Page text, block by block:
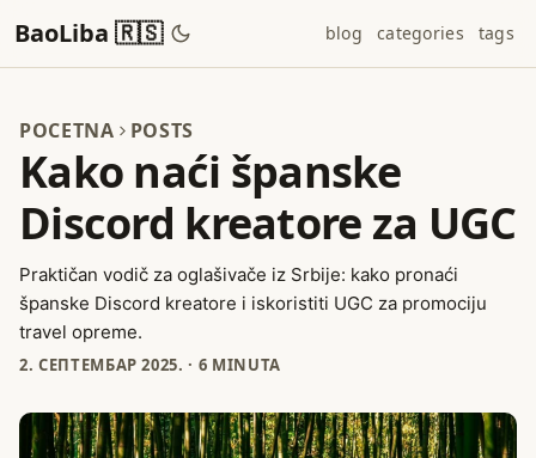
BaoLiba 🇷🇸 blog categories tags
POCETNA POSTS
Kako naći španske
Discord kreatore za UGC
Praktičan vodič za oglašivače iz Srbije: kako pronaći
španske Discord kreatore i iskoristiti UGC za promociju
travel opreme.
2. СЕПТЕМБАР 2025. · 6 MINUTA